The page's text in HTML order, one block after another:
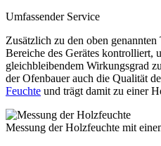
Umfassender Service
Zusätzlich zu den oben
Bereiche des Gerätes kontrolliert,
gleichbleibendem Wirkungsgrad
der Ofenbauer auch die Qualität
Feuchte und trägt damit zu einer
Messung der Holzfeuchte mit